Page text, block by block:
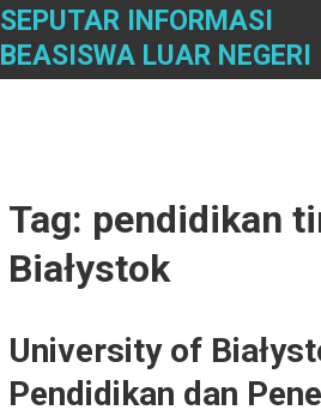
Skip
content
SEPUTAR INFORMASI
BEASISWA LUAR NEGERI
Tag: pendidikan
Białystok
University of
Pendidikan dan